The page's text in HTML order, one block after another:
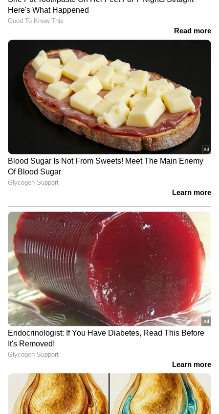
Related Articles
'20 കോടി ഉണ്ടെന്ന് പറഞ്ഞ് പറ്റിച്ചു,
സ്ഥാനാർത്ഥിയായതും തട്ടിപ്പ്';
റോബിനെതിരെ വീണ്ടും ശാലു പേയാട്
രമേശ് പിഷാരടി കേരള മുഖ്യമന്ത്രി ആകട്ടെ,
എന്താ കുഴപ്പം ? നിലപാട് വ്യക്തമാക്കി നടൻ
അതേസമയം, നാളെ രാവിലെ 11 മണിക്ക് ആണ്
വിജയിയുടെ സത്യപ്രതിജ്ഞ നടക്കുന്നത്.
പറഞ്ഞ വാക്കുകൾ പാലിച്ച്, നല്ലൊരു ഭരണം
തന്നെ വിജയ് കാഴ്ചവയ്ക്കുമെന്നാണ്